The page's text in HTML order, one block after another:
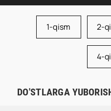
1-qism 2-
4-
DO'STLARGA